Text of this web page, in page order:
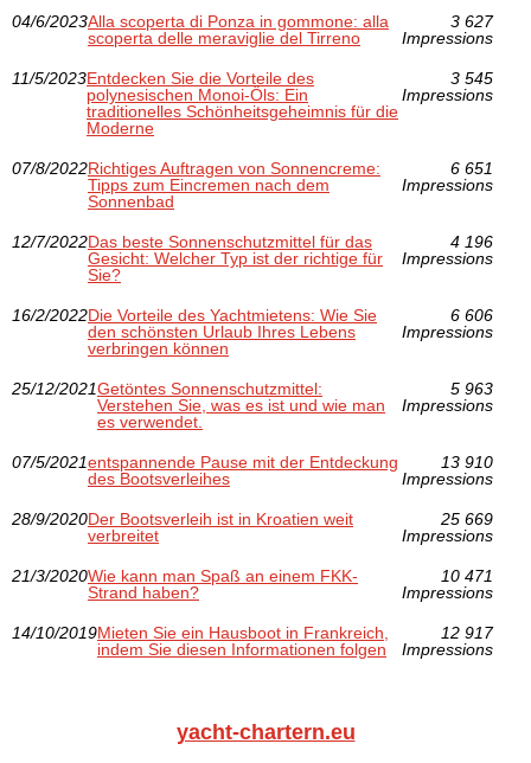
04/6/2023Alla scoperta di Ponza in gommone: alla
scoperta delle meraviglie del Tirreno
3 627
Impressions
11/5/2023Entdecken Sie die Vorteile des
polynesischen Monoi-Öls: Ein
traditionelles Schönheitsgeheimnis für die
Moderne
3 545
Impressions
07/8/2022Richtiges Auftragen von Sonnencreme:
Tipps zum Eincremen nach dem
Sonnenbad
6 651
Impressions
12/7/2022Das beste Sonnenschutzmittel für das
Gesicht: Welcher Typ ist der richtige für
Sie?
4 196
Impressions
16/2/2022Die Vorteile des Yachtmietens: Wie Sie
den schönsten Urlaub Ihres Lebens
verbringen können
6 606
Impressions
25/12/2021Getöntes Sonnenschutzmittel:
Verstehen Sie, was es ist und wie man
es verwendet.
5 963
Impressions
07/5/2021entspannende Pause mit der Entdeckung
des Bootsverleihes
13 910
Impressions
28/9/2020Der Bootsverleih ist in Kroatien weit
verbreitet
25 669
Impressions
21/3/2020Wie kann man Spaß an einem FKK-
Strand haben?
10 471
Impressions
14/10/2019Mieten Sie ein Hausboot in Frankreich,
indem Sie diesen Informationen folgen
12 917
Impressions
yacht-chartern.eu